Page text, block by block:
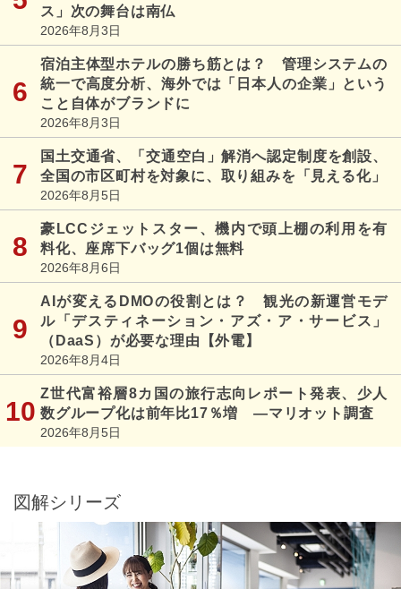
ス」次の舞台は南仏
2026年8月3日
宿泊主体型ホテルの勝ち筋とは？ 管理システムの
統一で高度分析、海外では「日本人の企業」という
こと自体がブランドに
2026年8月3日
国土交通省、「交通空白」解消へ認定制度を創設、
全国の市区町村を対象に、取り組みを「見える化」
2026年8月5日
豪LCCジェットスター、機内で頭上棚の利用を有
料化、座席下バッグ1個は無料
2026年8月6日
AIが変えるDMOの役割とは？ 観光の新運営モデ
ル「デスティネーション・アズ・ア・サービス」
（DaaS）が必要な理由【外電】
2026年8月4日
Z世代富裕層8カ国の旅行志向レポート発表、少人
数グループ化は前年比17％増 ―マリオット調査
2026年8月5日
図解シリーズ